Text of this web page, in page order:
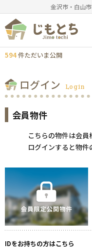
金沢市・白山
594件ただいま公開
ログイン Login
会員物件
こちらの物件は会員
ログインすると物件
IDをお持ちの方はこちら